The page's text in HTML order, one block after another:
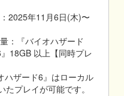
2025年11月6日(木)〜
：『バイオハザード
18GB 以上【同時プレ
ハザード6』はローカル
プレイが可能です。